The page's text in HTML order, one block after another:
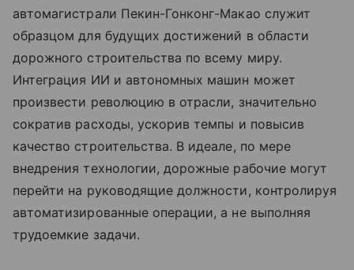
автомагистрали Пекин-Гонконг-Макао служит
образцом для будущих достижений в области
дорожного строительства по всему миру.
Интеграция ИИ и автономных машин может
произвести революцию в отрасли, значительно
сократив расходы, ускорив темпы и повысив
качество строительства. В идеале, по мере
внедрения технологии, дорожные рабочие могут
перейти на руководящие должности, контролируя
автоматизированные операции, а не выполняя
трудоемкие задачи.